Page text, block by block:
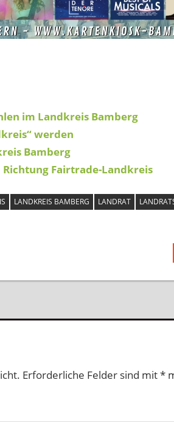
im Landkreis Bamberg
werden
Bamberg
Fairtrade-Landkreis
LANDKREIS BAMBERG LANDRAT
Erforderliche Felder sind mit*